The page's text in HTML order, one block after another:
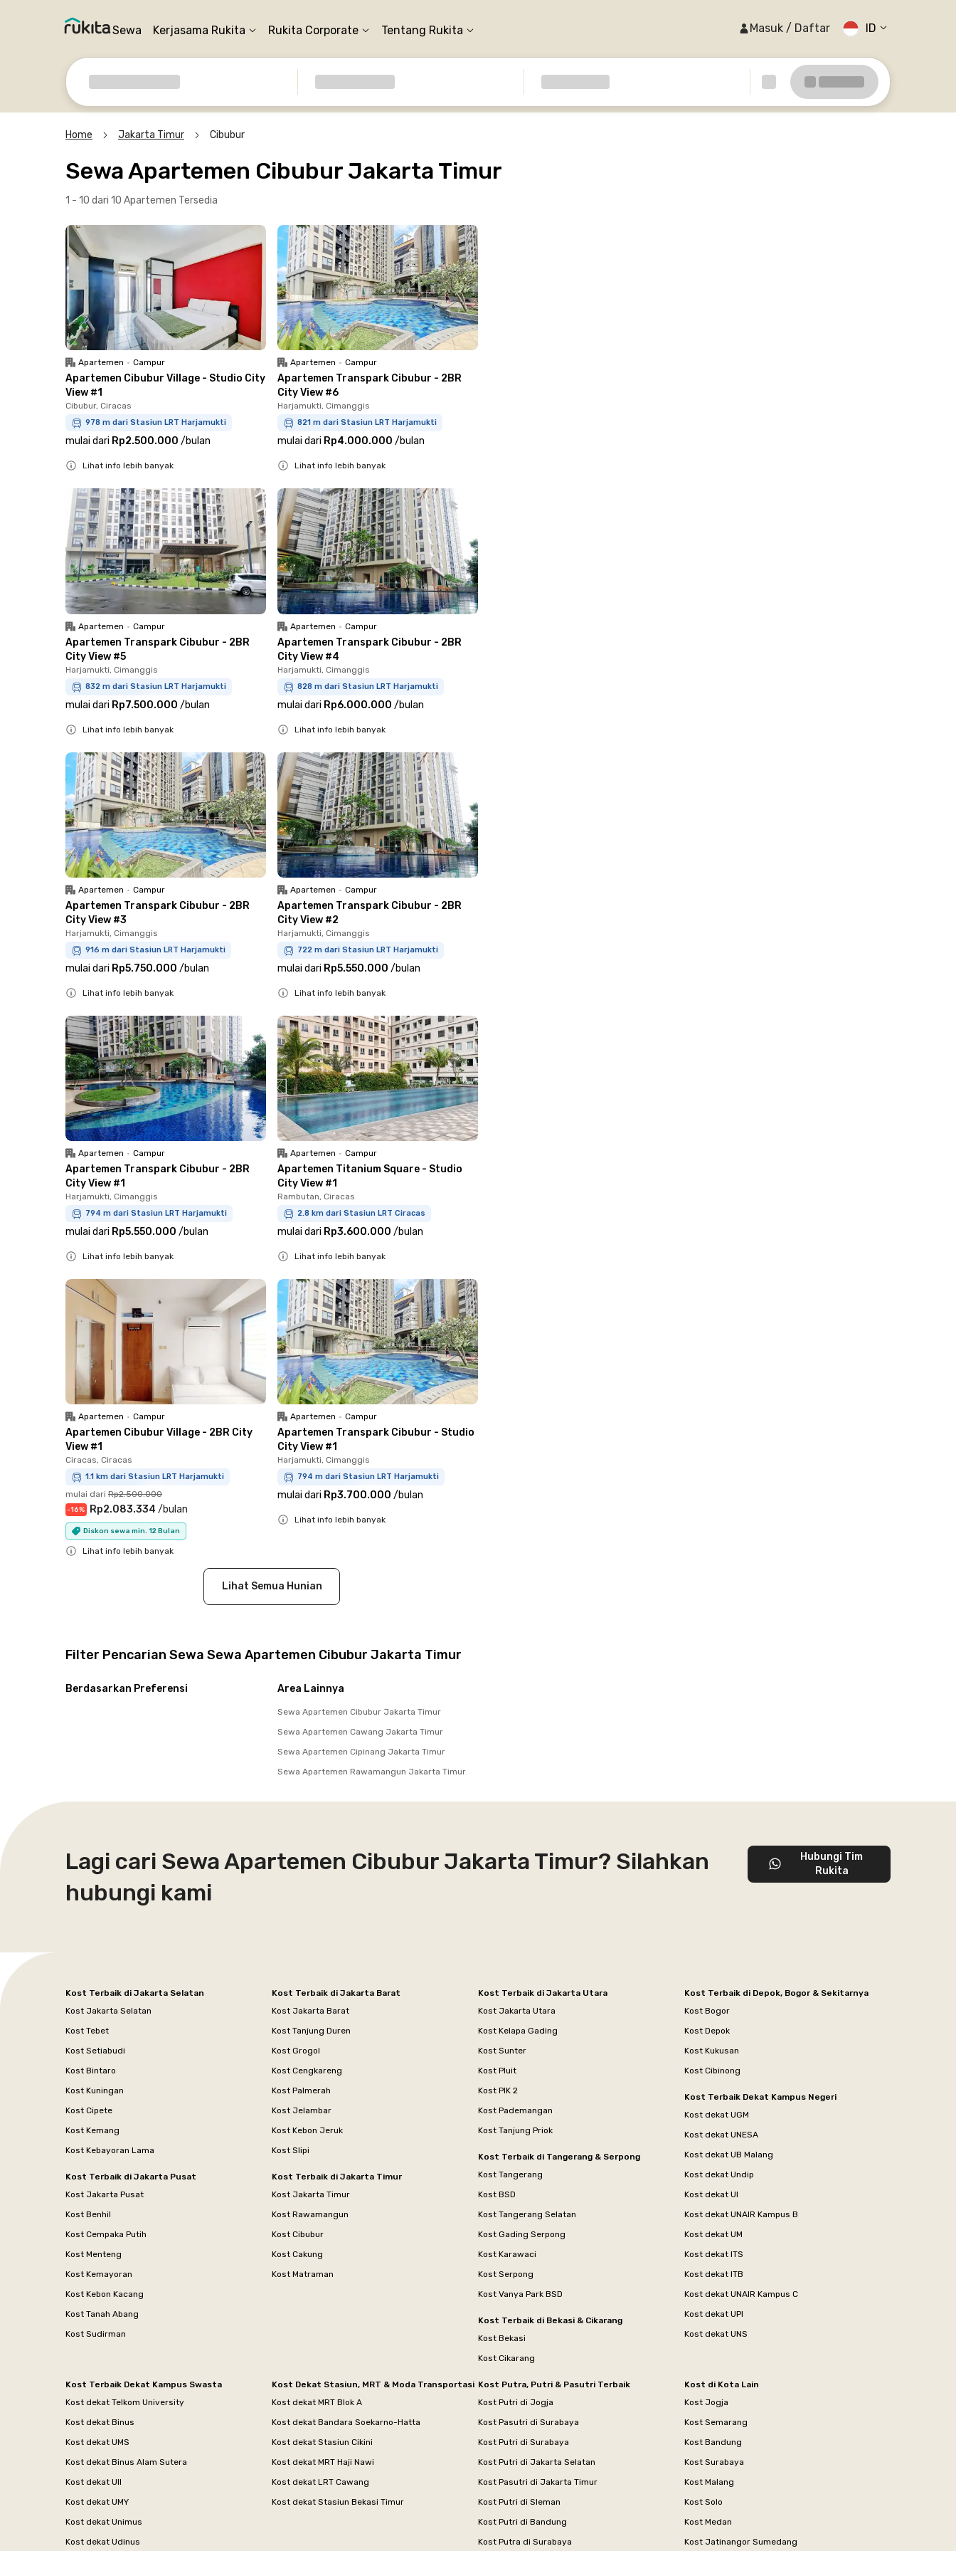
Sewa Kerjasama Rukita Rukita Corporate Tentang Rukita Masuk / Daftar ID
Home Jakarta Timur Cibubur
Sewa Apartemen Cibubur Jakarta Timur
1 - 10 dari 10 Apartemen Tersedia
Apartemen • Campur
Apartemen Cibubur Village - Studio City
View #1
Cibubur, Ciracas
978 m dari Stasiun LRT Harjamukti
mulai dari Rp2.500.000 /bulan
Lihat info lebih banyak
Apartemen • Campur
Apartemen Transpark Cibubur - 2BR
City View #6
Harjamukti, Cimanggis
821 m dari Stasiun LRT Harjamukti
mulai dari Rp4.000.000 /bulan
Lihat info lebih banyak
Apartemen • Campur
Apartemen Transpark Cibubur - 2BR
City View #5
Harjamukti, Cimanggis
832 m dari Stasiun LRT Harjamukti
mulai dari Rp7.500.000 /bulan
Lihat info lebih banyak
Apartemen • Campur
Apartemen Transpark Cibubur - 2BR
City View #4
Harjamukti, Cimanggis
828 m dari Stasiun LRT Harjamukti
mulai dari Rp6.000.000 /bulan
Lihat info lebih banyak
Apartemen • Campur
Apartemen Transpark Cibubur - 2BR
City View #3
Harjamukti, Cimanggis
916 m dari Stasiun LRT Harjamukti
mulai dari Rp5.750.000 /bulan
Lihat info lebih banyak
Apartemen • Campur
Apartemen Transpark Cibubur - 2BR
City View #2
Harjamukti, Cimanggis
722 m dari Stasiun LRT Harjamukti
mulai dari Rp5.550.000 /bulan
Lihat info lebih banyak
Apartemen • Campur
Apartemen Transpark Cibubur - 2BR
City View #1
Harjamukti, Cimanggis
794 m dari Stasiun LRT Harjamukti
mulai dari Rp5.550.000 /bulan
Lihat info lebih banyak
Apartemen • Campur
Apartemen Titanium Square - Studio
City View #1
Rambutan, Ciracas
2.8 km dari Stasiun LRT Ciracas
mulai dari Rp3.600.000 /bulan
Lihat info lebih banyak
Apartemen • Campur
Apartemen Cibubur Village - 2BR City
View #1
Ciracas, Ciracas
1.1 km dari Stasiun LRT Harjamukti
mulai dari Rp2.500.000
-16% Rp2.083.334 /bulan
Diskon sewa min. 12 Bulan
Lihat info lebih banyak
Apartemen • Campur
Apartemen Transpark Cibubur - Studio
City View #1
Harjamukti, Cimanggis
794 m dari Stasiun LRT Harjamukti
mulai dari Rp3.700.000 /bulan
Lihat info lebih banyak
Lihat Semua Hunian
Filter Pencarian Sewa Sewa Apartemen Cibubur Jakarta Timur
Berdasarkan Preferensi Area Lainnya
Sewa Apartemen Cibubur Jakarta Timur
Sewa Apartemen Cawang Jakarta Timur
Sewa Apartemen Cipinang Jakarta Timur
Sewa Apartemen Rawamangun Jakarta Timur
Lagi cari Sewa Apartemen Cibubur Jakarta Timur? Silahkan
hubungi kami
Hubungi Tim
Rukita
Kost Terbaik di Jakarta Selatan
Kost Jakarta Selatan
Kost Tebet
Kost Setiabudi
Kost Bintaro
Kost Kuningan
Kost Cipete
Kost Kemang
Kost Kebayoran Lama
Kost Terbaik di Jakarta Pusat
Kost Jakarta Pusat
Kost Benhil
Kost Cempaka Putih
Kost Menteng
Kost Kemayoran
Kost Kebon Kacang
Kost Tanah Abang
Kost Sudirman
Kost Terbaik di Jakarta Barat
Kost Jakarta Barat
Kost Tanjung Duren
Kost Grogol
Kost Cengkareng
Kost Palmerah
Kost Jelambar
Kost Kebon Jeruk
Kost Slipi
Kost Terbaik di Jakarta Timur
Kost Jakarta Timur
Kost Rawamangun
Kost Cibubur
Kost Cakung
Kost Matraman
Kost Terbaik di Jakarta Utara
Kost Jakarta Utara
Kost Kelapa Gading
Kost Sunter
Kost Pluit
Kost PIK 2
Kost Pademangan
Kost Tanjung Priok
Kost Terbaik di Tangerang & Serpong
Kost Tangerang
Kost BSD
Kost Tangerang Selatan
Kost Gading Serpong
Kost Karawaci
Kost Serpong
Kost Vanya Park BSD
Kost Terbaik di Bekasi & Cikarang
Kost Bekasi
Kost Cikarang
Kost Terbaik di Depok, Bogor & Sekitarnya
Kost Bogor
Kost Depok
Kost Kukusan
Kost Cibinong
Kost Terbaik Dekat Kampus Negeri
Kost dekat UGM
Kost dekat UNESA
Kost dekat UB Malang
Kost dekat Undip
Kost dekat UI
Kost dekat UNAIR Kampus B
Kost dekat UM
Kost dekat ITS
Kost dekat ITB
Kost dekat UNAIR Kampus C
Kost dekat UPI
Kost dekat UNS
Kost Terbaik Dekat Kampus Swasta
Kost dekat Telkom University
Kost dekat Binus
Kost dekat UMS
Kost dekat Binus Alam Sutera
Kost dekat UII
Kost dekat UMY
Kost dekat Unimus
Kost dekat Udinus
Kost Dekat Stasiun, MRT & Moda Transportasi
Kost dekat MRT Blok A
Kost dekat Bandara Soekarno-Hatta
Kost dekat Stasiun Cikini
Kost dekat MRT Haji Nawi
Kost dekat LRT Cawang
Kost dekat Stasiun Bekasi Timur
Kost Putra, Putri & Pasutri Terbaik
Kost Putri di Jogja
Kost Pasutri di Surabaya
Kost Putri di Surabaya
Kost Putri di Jakarta Selatan
Kost Pasutri di Jakarta Timur
Kost Putri di Sleman
Kost Putri di Bandung
Kost Putra di Surabaya
Kost di Kota Lain
Kost Jogja
Kost Semarang
Kost Bandung
Kost Surabaya
Kost Malang
Kost Solo
Kost Medan
Kost Jatinangor Sumedang